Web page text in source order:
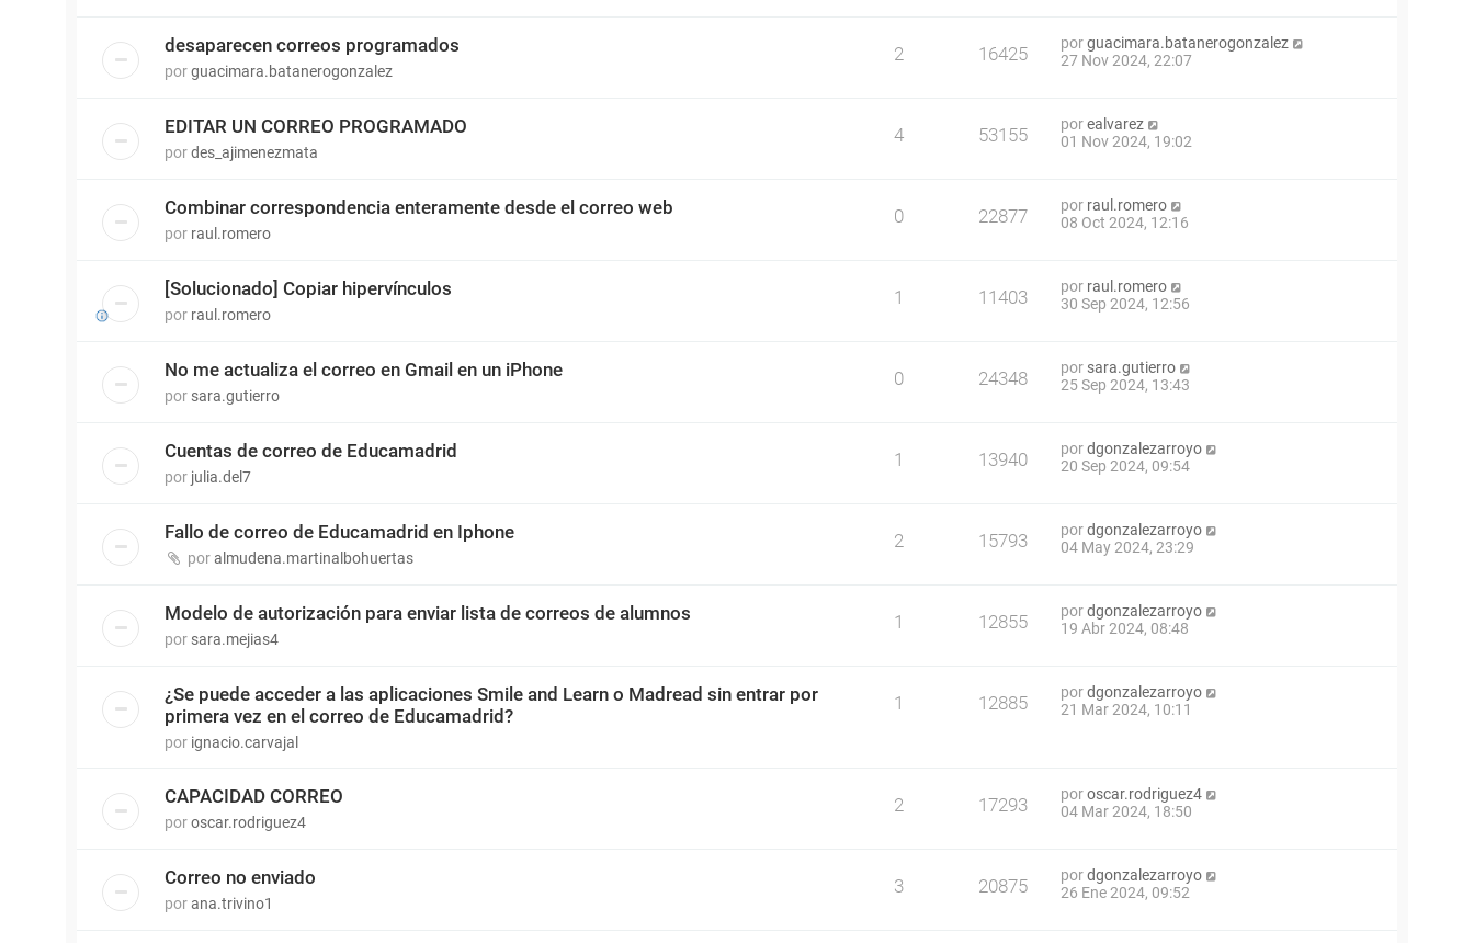
desaparecen correos programados
porguacimara.batanerogonzalez
2 16425 porguacimara.batanerogonzalez
27 Nov 2024, 22:07
EDITAR UN CORREO PROGRAMADO
pordes_ajimenezmata
4 53155 porealvarez
01 Nov 2024, 19:02
Combinar correspondencia enteramente desde el correo web
por raul.romero
0 22877 por raul.romero
08 Oct 2024, 12:16
[Solucionado] Copiar hipervínculos
por raul.romero
1 11403 por raul.romero
30 Sep 2024, 12:56
No me actualiza el correo en Gmail en un iPhone
por sara.gutierro
0 24348 por sara.gutierro
25 Sep 2024, 13:43
Cuentas de correo de Educamadrid
por julia.del7
1 13940 pordgonzalezarroyo
20 Sep 2024, 09:54
Fallo de correo de Educamadrid en Iphone
poralmudena.martinalbohuertas
2 15793 pordgonzalezarroyo
04 May 2024, 23:29
Modelo de autorización para enviar lista de correos de alumnos
por sara.mejias4
1 12855 pordgonzalezarroyo
19 Abr 2024, 08:48
¿Se puede acceder a las aplicaciones Smile and Learn o Madread sin entrar por
primera vez en el correo de Educamadrid?
por ignacio.carvajal
1 12885 pordgonzalezarroyo
21 Mar 2024, 10:11
CAPACIDAD CORREO
poroscar.rodriguez4
2 17293 poroscar.rodriguez4
04 Mar 2024, 18:50
Correo no enviado
porana.trivino1
3 20875 pordgonzalezarroyo
26 Ene 2024, 09:52